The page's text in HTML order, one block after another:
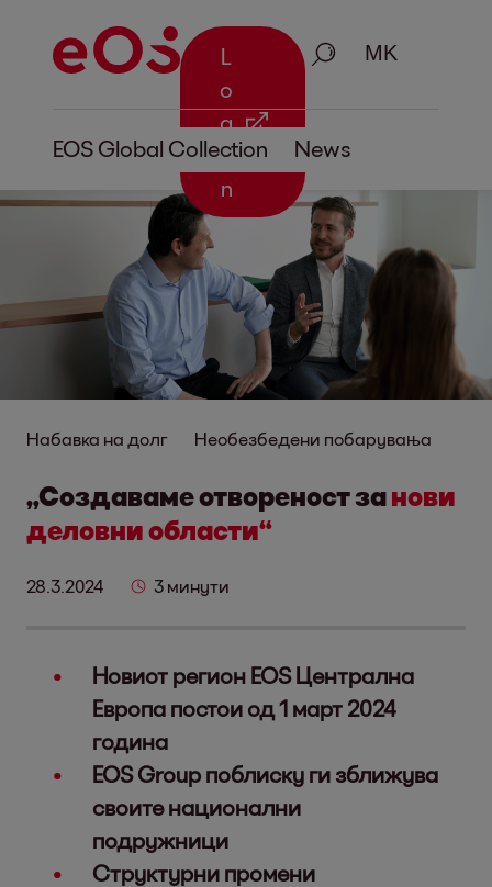
L
o
g
i
n
Пребарување
EOS Global Collection News
Набавка на долг Необезбедени побарувања
„Создаваме отвореност занови
деловни области“
28.3.2024 3 минути
Новиот регион EOS Централна
Европа постои од 1 март 2024
година
EOS Group поблиску ги зближува
своите национални
подружници
Структурни промени